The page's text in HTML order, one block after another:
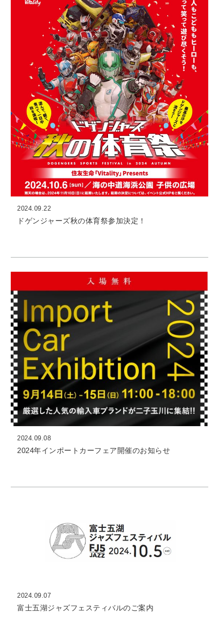
2024.09.22
ドゲンジャーズ秋の体育祭参加決定！
2024.09.08
2024年インポートカーフェア開催のお知らせ
2024.09.07
富士五湖ジャズフェスティバルのご案内